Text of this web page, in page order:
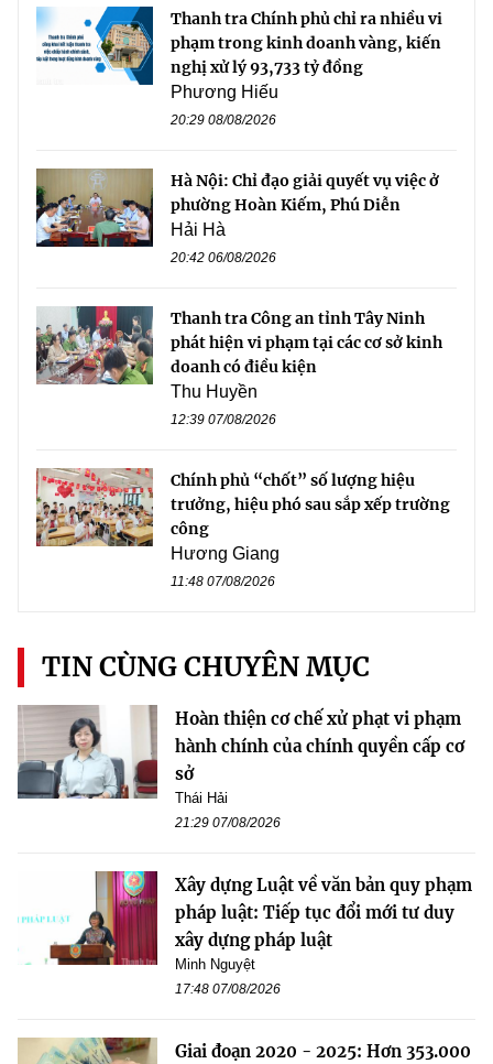
Thanh tra Chính phủ chỉ ra nhiều vi
phạm trong kinh doanh vàng, kiến
nghị xử lý 93,733 tỷ đồng
Phương Hiếu
20:29 08/08/2026
Hà Nội: Chỉ đạo giải quyết vụ việc ở
phường Hoàn Kiếm, Phú Diễn
Hải Hà
20:42 06/08/2026
Thanh tra Công an tỉnh Tây Ninh
phát hiện vi phạm tại các cơ sở kinh
doanh có điều kiện
Thu Huyền
12:39 07/08/2026
Chính phủ “chốt” số lượng hiệu
trưởng, hiệu phó sau sắp xếp trường
công
Hương Giang
11:48 07/08/2026
TIN CÙNG CHUYÊN MỤC
Hoàn thiện cơ chế xử phạt vi phạm
hành chính của chính quyền cấp cơ
sở
Thái Hải
21:29 07/08/2026
Xây dựng Luật về văn bản quy phạm
pháp luật: Tiếp tục đổi mới tư duy
xây dựng pháp luật
Minh Nguyệt
17:48 07/08/2026
Giai đoạn 2020 - 2025: Hơn 353.000